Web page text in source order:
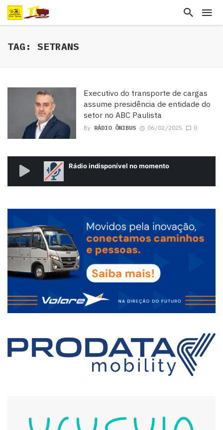
TAG: SETRANS
Executivo do transporte de cargas
assume presidência de entidade do
setor no ABC Paulista
By RÁDIO ÔNIBUS 06/02/2025 0